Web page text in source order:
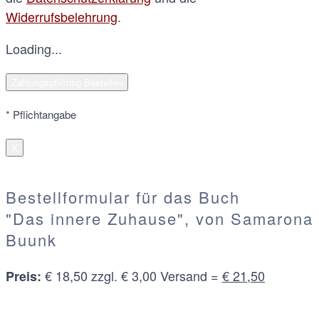
Widerrufsbelehrung.
Loading...
* Pflichtangabe
Bestellformular für das Buch
"Das innere Zuhause", von Samarona
Buunk
Preis: € 18,50 zzgl. € 3,00 Versand = € 21,50